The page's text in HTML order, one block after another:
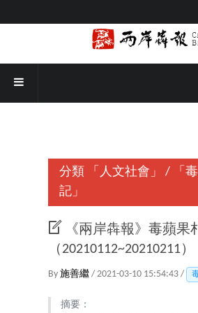
分類 「人文社會」 /
「
記」
《兩岸犇報》毒蘋果
（20210112~20210211）
By 施善繼 / 2021-03-10 15:54:43 /
摘要：